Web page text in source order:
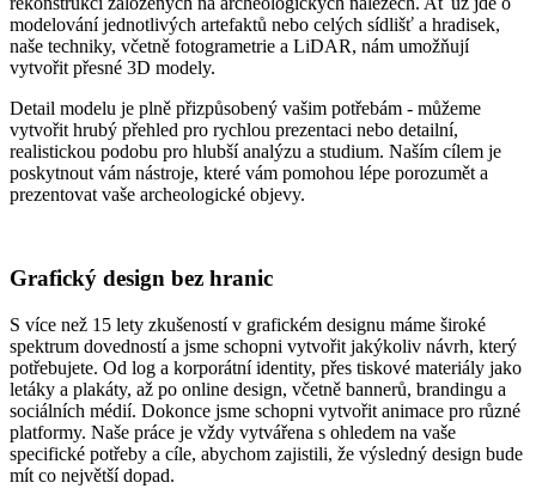
modelování jednotlivých artefaktů nebo celých sídlišť a hradisek,
naše techniky, včetně fotogrametrie a LiDAR, nám umožňují
vytvořit přesné 3D modely.
Detail modelu je plně přizpůsobený vašim potřebám - můžeme
vytvořit hrubý přehled pro rychlou prezentaci nebo detailní,
realistickou podobu pro hlubší analýzu a studium. Naším cílem je
poskytnout vám nástroje, které vám pomohou lépe porozumět a
prezentovat vaše archeologické objevy.
Grafický design bez hranic
S více než 15 lety zkušeností v grafickém designu máme široké
spektrum dovedností a jsme schopni vytvořit jakýkoliv návrh, který
potřebujete. Od log a korporátní identity, přes tiskové materiály jako
letáky a plakáty, až po online design, včetně bannerů, brandingu a
sociálních médií. Dokonce jsme schopni vytvořit animace pro různé
platformy. Naše práce je vždy vytvářena s ohledem na vaše
specifické potřeby a cíle, abychom zajistili, že výsledný design bude
mít co největší dopad.